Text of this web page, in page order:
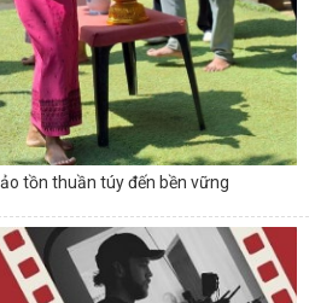
tồn thuần túy đến bền vững